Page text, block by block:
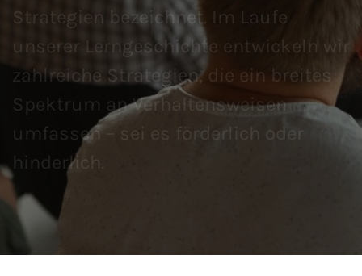
Strategien bezeichnet. Im Laufe
unserer Lerngeschichte entwickeln wir
zahlreiche Strategien, die ein breites
Spektrum an Verhaltensweisen
umfassen – sei es förderlich oder
hinderlich.